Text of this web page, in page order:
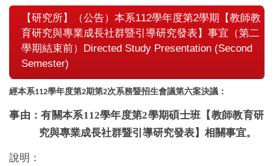
【研究所】（公告）本系112學年度第2學期【教師教
育研究與專業成長社群暨引導研究發表】事宜（第二
學期結束前）Directed Study Presentation (Second
Semester)
經本系112學年度第2期第2次系務暨招生會議第六案決議：
事由：有關本系112學年度第2學期碩士班【教師教育研
究與專業成長社群暨引導研究發表】相關事宜。
說明：